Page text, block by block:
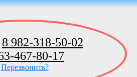
8 982-318-50-02
467-80-17
Перезвонить?